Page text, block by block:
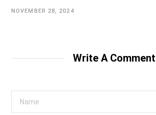
NOVEMBER 28, 2024
Write A Comment